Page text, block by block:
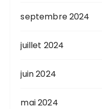
septembre 2024
juillet 2024
juin 2024
mai 2024